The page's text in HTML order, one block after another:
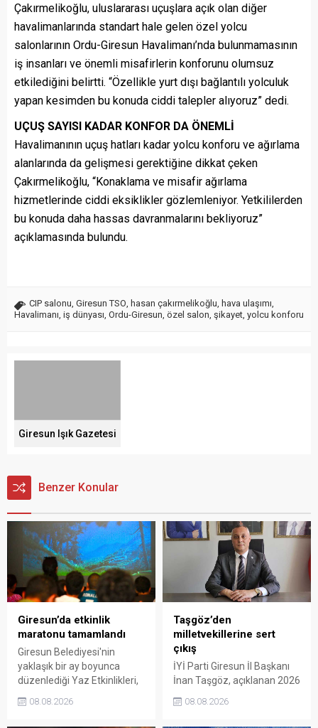
Çakırmelikoğlu, uluslararası uçuşlara açık olan diğer
havalimanlarında standart hale gelen özel yolcu
salonlarının Ordu-Giresun Havalimanı’nda bulunmamasının
iş insanları ve önemli misafirlerin konforunu olumsuz
etkilediğini belirtti. “Özellikle yurt dışı bağlantılı yolculuk
yapan kesimden bu konuda ciddi talepler alıyoruz” dedi.
UÇUŞ SAYISI KADAR KONFOR DA ÖNEMLİ
Havalimanının uçuş hatları kadar yolcu konforu ve ağırlama
alanlarında da gelişmesi gerektiğine dikkat çeken
Çakırmelikoğlu, “Konaklama ve misafir ağırlama
hizmetlerinde ciddi eksiklikler gözlemleniyor. Yetkililerden
bu konuda daha hassas davranmalarını bekliyoruz”
açıklamasında bulundu.
CIP salonu Giresun TSO hasan çakırmelikoğlu hava ulaşımı
Havalimanı iş dünyası Ordu-Giresun özel salon şikayet yolcu konforu
Giresun Işık Gazetesi
Benzer Konular
Giresun’da etkinlik
maratonu tamamlandı
Giresun Belediyesi'nin
yaklaşık bir ay boyunca
düzenlediği Yaz Etkinlikleri,
binlerce vatandaşı kültür,
sanat ve eğlenceyle
08.08.2026
Taşgöz’den
milletvekillerine sert
çıkış
İYİ Parti Giresun İl Başkanı
İnan Taşgöz, açıklanan 2026
yılı fındık alım fiyatı
üzerinden iktidar
08.08.2026